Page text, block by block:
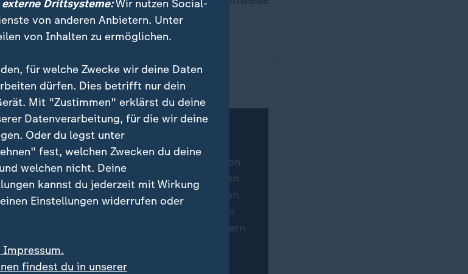
wegfielen.
für den Datenschutz
Infografiken nutzen wir die Software von
klicken, werden die Grafiken nachgeladen.
externe Server von Datawrapper übertragen.
können Sie sich auf der Seite des
künftigen Besuche zu erleichtern, speichern
Datenschutzeinstellungen
News“ jederzeit widerrufen.
externe Drittsysteme:Wir nutzen Social-
von anderen Anbietern. Unter
von Inhalten zu ermöglichen.
für welche Zwecke wir deine Daten
dürfen. Dies betrifft nur dein
Mit "Zustimmen" erklärst du deine
Datenverarbeitung, für die wir deine
Oder du legst unter
fest, welchen Zwecken du deine
welchen nicht. Deine
kannst du jederzeit mit Wirkung
Einstellungen widerrufen oder
findest du in unserer